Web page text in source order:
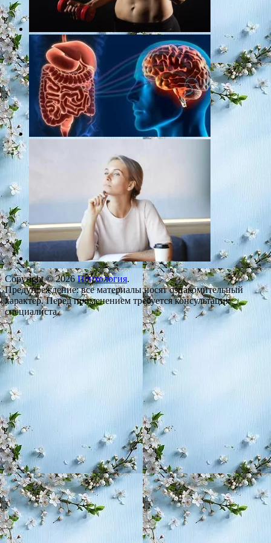
Copyright © 2026Психология.
Предупреждение: все материалы носят ознакомительный
характер. Перед применением требуется консультация
специалиста.